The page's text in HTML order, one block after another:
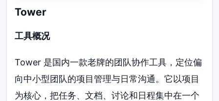
Tower
工具概况
Tower 是国内一款老牌的团队协作工具，定位偏
向中小型团队的项目管理与日常沟通。它以项目
为核心，把任务、文档、讨论和日程集中在一个